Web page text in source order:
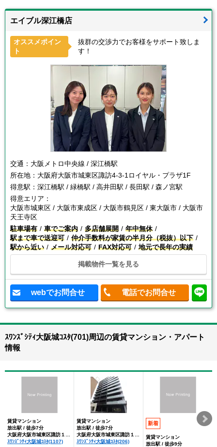
エイブル深江橋店
オススメポイン
ト
抜群の交渉力でお客様をサポート致しま
す！
交通： 大阪メトロ中央線 / 深江橋駅
所在地： 大阪府大阪市城東区諏訪4-3-1ロイヤル・プラザ1F
得意駅： 深江橋駅 / 緑橋駅 / 高井田駅 / 長田駅 / 森ノ宮駅
得意エリア：
大阪市城東区 / 大阪市東成区 / 大阪市鶴見区 / 東大阪市 / 大阪市
天王寺区
駐車場有
車でご案内 多店舗展開
年中無休
駅まで車で送迎可
仲介手数料が家賃の半月分（税抜）以下
駅から近い
メール対応可 FAX対応可 地元で長年の実績
掲載物件一覧を見る
webでお問合せ 電話でお問合せ
ｽﾜﾝｽﾞｼﾃｨ大阪城ｺｽﾀ(701)周辺の賃貸マンション・アパート
情報
賃貸マンション
放出駅 / 徒歩7分
ｽﾜﾝｽﾞｼﾃｨ大阪城ｺｽﾀ(1107)
賃貸マンション
放出駅 / 徒歩7分
ｽﾜﾝｽﾞｼﾃｨ大阪城ｺｽﾀ(206)
新着
賃貸マンション
放出駅 / 徒歩9分